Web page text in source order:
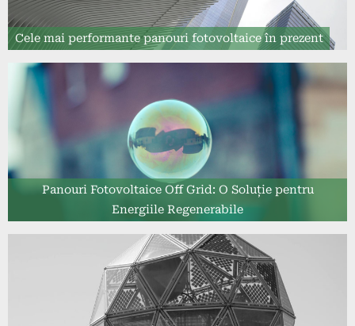
Cele mai performante panouri fotovoltaice în prezent
Panouri Fotovoltaice Off Grid: O Soluție pentru
Energiile Regenerabile